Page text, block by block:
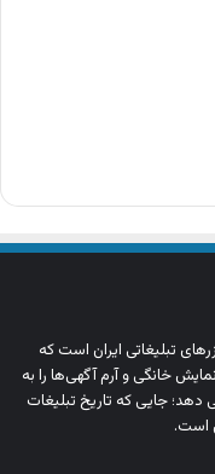
تبلیغاتی ایران است که
خانگی و آرم‌ آگهی‌ها را به‌
جایی که تاریخ تبلیغات
است.